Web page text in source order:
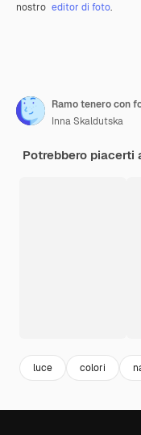
nostro editor di foto.
Inna Skaldutska
Potrebbero piacerti
luce colori